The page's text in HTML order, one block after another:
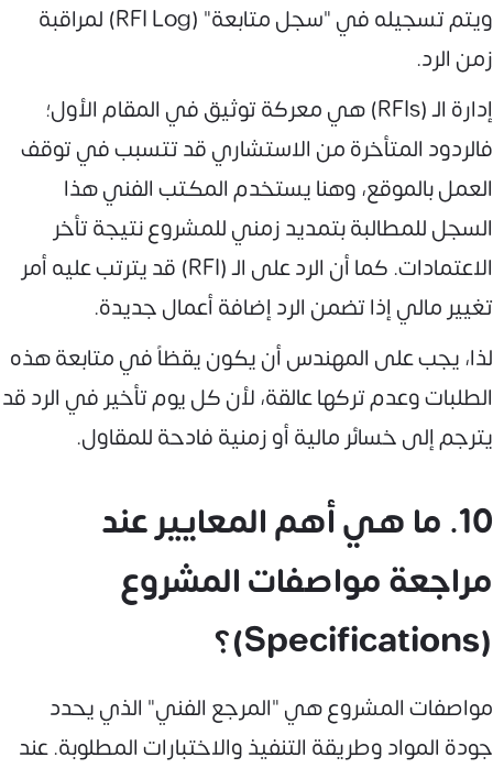
ويتم تسجيله في "سجل متابعة" (RFI Log) لمراقبة
زمن الرد.
إدارة الـ (RFIs) هي معركة توثيق في المقام الأول؛
فالردود المتأخرة من الاستشاري قد تتسبب في توقف
العمل بالموقع، وهنا يستخدم المكتب الفني هذا
السجل للمطالبة بتمديد زمني للمشروع نتيجة تأخر
الاعتمادات. كما أن الرد على الـ (RFI) قد يترتب عليه أمر
تغيير مالي إذا تضمن الرد إضافة أعمال جديدة.
لذا، يجب على المهندس أن يكون يقظاً في متابعة هذه
الطلبات وعدم تركها عالقة، لأن كل يوم تأخير في الرد قد
يترجم إلى خسائر مالية أو زمنية فادحة للمقاول.
10. ما هي أهم المعايير عند
مراجعة مواصفات المشروع
(Specifications)؟
مواصفات المشروع هي "المرجع الفني" الذي يحدد
جودة المواد وطريقة التنفيذ والاختبارات المطلوبة. عند